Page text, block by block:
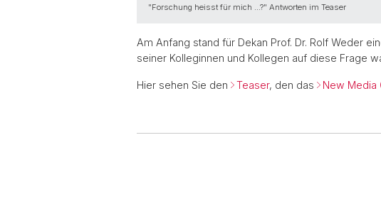
"Forschung heisst für mich ...?" Antworten im Teaser
Am Anfang stand für Dekan Prof. Dr. Rolf Weder
seiner Kolleginnen und Kollegen auf diese Frage
Hier sehen Sie den Teaser, den das New Media